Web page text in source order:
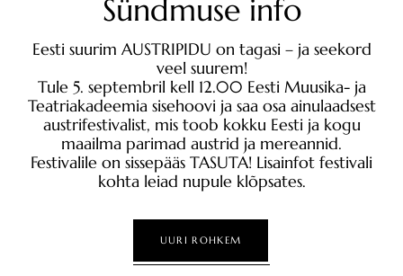
Sündmuse info
Eesti suurim AUSTRIPIDU on tagasi – ja seekord
veel suurem!
Tule 5. septembril kell 12.00 Eesti Muusika- ja
Teatriakadeemia sisehoovi ja saa osa ainulaadsest
austrifestivalist, mis toob kokku Eesti ja kogu
maailma parimad austrid ja mereannid.
Festivalile on sissepääs TASUTA! Lisainfot festivali
kohta leiad nupule klõpsates.
UURI ROHKEM